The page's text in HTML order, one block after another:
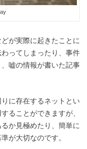
が実際に起きたことに
ってしまったり、事件
嘘の情報が書いた記事
に存在するネットとい
ることができますが、
か見極めたり、簡単に
が大切なのです。